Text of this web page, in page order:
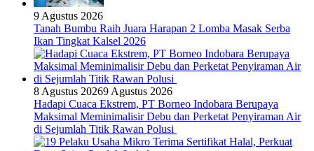
9 Agustus 2026
Tanah Bumbu Raih Juara Harapan 2 Lomba Masak Serba
Ikan Tingkat Kalsel 2026
8 Agustus 20269 Agustus 2026
Hadapi Cuaca Ekstrem, PT Borneo Indobara Berupaya
Maksimal Meminimalisir Debu dan Perketat Penyiraman Air
di Sejumlah Titik Rawan Polusi